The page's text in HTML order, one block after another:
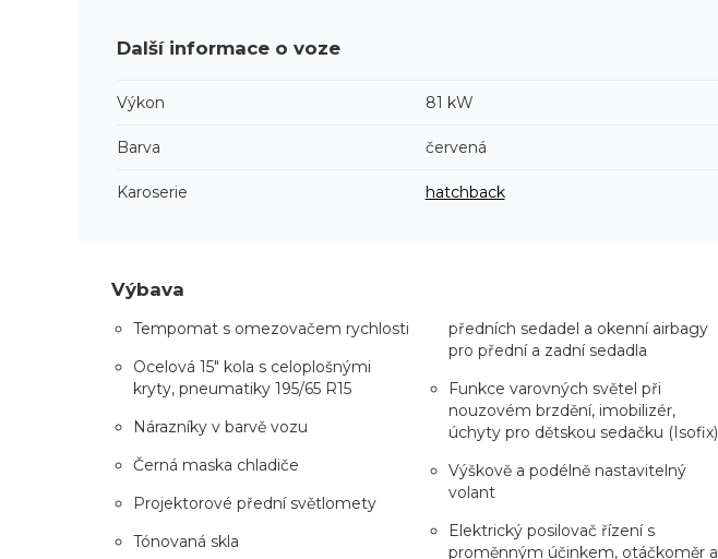
Další informace o voze
Výkon 81 kW
Barva červená
Karoserie hatchback
Výbava
Tempomat s omezovačem rychlosti
Ocelová 15" kola s celoplošnými
kryty, pneumatiky 195/65 R15
Nárazníky v barvě vozu
Černá maska chladiče
Projektorové přední světlomety
Tónovaná skla
předních sedadel a okenní airbagy
pro přední a zadní sedadla
Funkce varovných světel při
nouzovém brzdění, imobilizér,
úchyty pro dětskou sedačku (Isofix)
Výškově a podélně nastavitelný
volant
Elektrický posilovač řízení s
proměnným účinkem, otáčkoměr a